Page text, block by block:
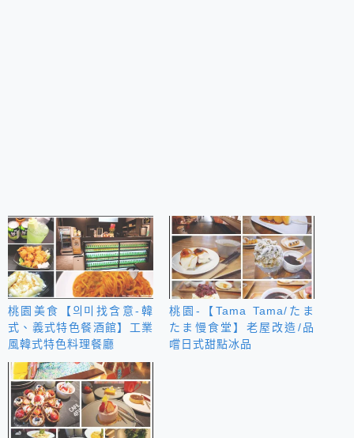
桃園美食【의미找含意-韓
式、義式特色餐酒館】工業
風韓式特色料理餐廳
桃園-【Tama Tama/たま
たま慢食堂】老屋改造/品
嚐日式甜點冰品